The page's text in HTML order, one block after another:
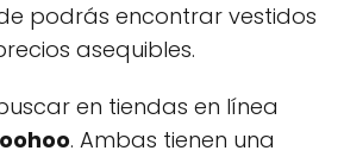
podrás encontrar vestidos
asequibles.
en tiendas en línea
. Ambas tienen una